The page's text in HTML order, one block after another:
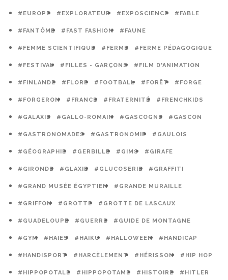
#EUROPE #EXPLORATEUR #EXPOSCIENCE #FABLE
#FANTÔME #FAST FASHION #FAUNE
#FEMME SCIENTIFIQUE #FERME #FERME PÉDAGOGIQUE
#FESTIVAL #FILLES - GARÇONS #FILM D'ANIMATION
#FINLANDE #FLORE #FOOTBALL #FORÊT #FORGE
#FORGERON #FRANCE #FRATERNITÉ #FRENCHKIDS
#GALAXIE #GALLO-ROMAIN #GASCOGNE #GASCON
#GASTRONOMADES #GASTRONOMIE #GAULOIS
#GÉOGRAPHIE #GERBILLE #GIMS #GIRAFE
#GIRONDE #GLAXIE #GLUCOSERIE #GRAFFITI
#GRAND MUSÉE ÉGYPTIEN #GRANDE MURAILLE
#GRIFFON #GROTTE #GROTTE DE LASCAUX
#GUADELOUPE #GUERRE #GUIDE DE MONTAGNE
#GYM #HAIES #HAIKU #HALLOWEEN #HANDICAP
#HANDISPORT #HARCÈLEMENT #HÉRISSON #HIP HOP
#HIPPOPOTALE #HIPPOPOTAME #HISTOIRE #HITLER